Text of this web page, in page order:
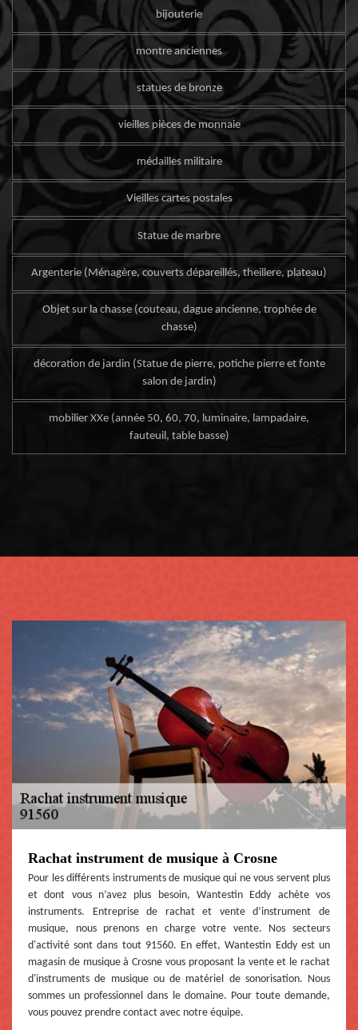
bijouterie
montre anciennes
statues de bronze
vieilles pièces de monnaie
médailles militaire
Vieilles cartes postales
Statue de marbre
Argenterie (Ménagère, couverts dépareillés, theillere, plateau)
Objet sur la chasse (couteau, dague ancienne, trophée de
chasse)
décoration de jardin (Statue de pierre, potiche pierre et fonte
salon de jardin)
mobilier XXe (année 50, 60, 70, luminaire, lampadaire,
fauteuil, table basse)
Rachat instrument de musique à Crosne
Pour les différents instruments de musique qui ne vous servent plus
et dont vous n’avez plus besoin, Wantestin Eddy achète vos
instruments. Entreprise de rachat et vente d’instrument de
musique, nous prenons en charge votre vente. Nos secteurs
d'activité sont dans tout 91560. En effet, Wantestin Eddy est un
magasin de musique à Crosne vous proposant la vente et le rachat
d'instruments de musique ou de matériel de sonorisation. Nous
sommes un professionnel dans le domaine. Pour toute demande,
vous pouvez prendre contact avec notre équipe.